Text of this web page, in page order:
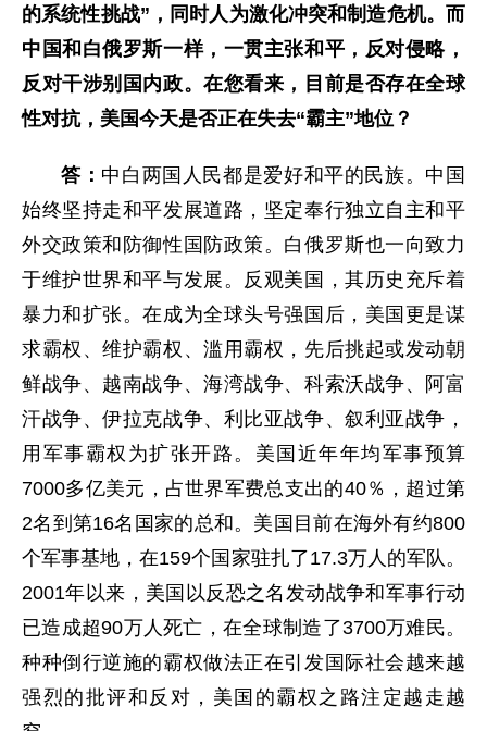
的系统性挑战”，同时人为激化冲突和制造危机。而
中国和白俄罗斯一样，一贯主张和平，反对侵略，
反对干涉别国内政。在您看来，目前是否存在全球
性对抗，美国今天是否正在失去“霸主”地位？
答： 中白两国人民都是爱好和平的民族。中国
始终坚持走和平发展道路，坚定奉行独立自主和平
外交政策和防御性国防政策。白俄罗斯也一向致力
于维护世界和平与发展。反观美国，其历史充斥着
暴力和扩张。在成为全球头号强国后，美国更是谋
求霸权、维护霸权、滥用霸权，先后挑起或发动朝
鲜战争、越南战争、海湾战争、科索沃战争、阿富
汗战争、伊拉克战争、利比亚战争、叙利亚战争，
用军事霸权为扩张开路。美国近年年均军事预算
7000多亿美元，占世界军费总支出的40％，超过第
2名到第16名国家的总和。美国目前在海外有约800
个军事基地，在159个国家驻扎了17.3万人的军队。
2001年以来，美国以反恐之名发动战争和军事行动
已造成超90万人死亡，在全球制造了3700万难民。
种种倒行逆施的霸权做法正在引发国际社会越来越
强烈的批评和反对，美国的霸权之路注定越走越